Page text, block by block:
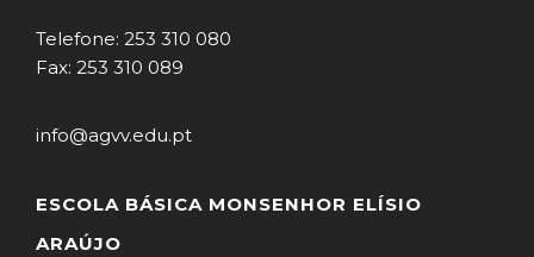
Telefone: 253 310 080
Fax: 253 310 089
info@agvv.edu.pt
ESCOLA BÁSICA MONSENHOR ELÍSIO
ARAÚJO